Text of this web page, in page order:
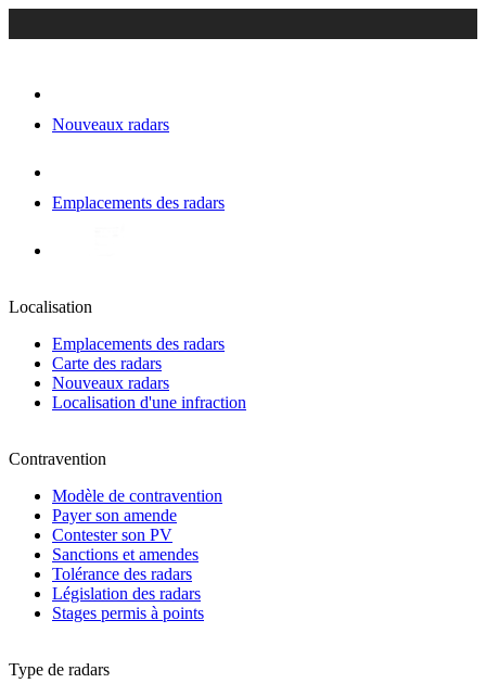
Nouveaux radars
Emplacements des radars
Localisation
Emplacements des radars
Carte des radars
Nouveaux radars
Localisation d'une infraction
Contravention
Modèle de contravention
Payer son amende
Contester son PV
Sanctions et amendes
Tolérance des radars
Législation des radars
Stages permis à points
Type de radars